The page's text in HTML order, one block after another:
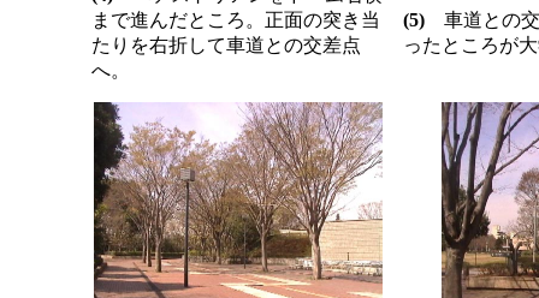
まで進んだところ。正面の突き当
たりを右折して車道との交差点
へ。
(5) 車道との
ったところが